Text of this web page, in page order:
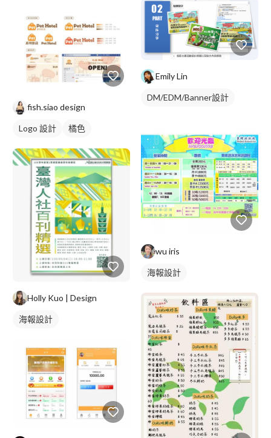
fish.siao design
Logo 設計 橘色
Holly Kuo | Design
海報設計
Emily Lin
DM/EDM/Banner設計
wu iris
海報設計